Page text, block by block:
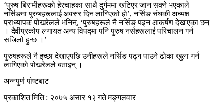
‘पुरुष बिरामीहरूको हेरचाहका साथै दुर्गममा खटिएर जान सक्ने भएकाले
नर्सिङमा पुरुषहरूलाई अवसर दिन लागिएको हो’, नर्सिङ संघकी अध्यक्ष
प्राध्यापक पोखरेलले भनिन्, ‘पुरुषहरूले नै नर्सिङ पढ्न आकर्षण देखाएका छन्
। दैवीप्रकोप लगायत अन्य विपद्मा पनि पुरुष नर्सहरूलाई परिचालन गर्न
सजिलो हुन्छ ।’
पुरुषहरूले नै इच्छा देखाएपछि उनीहरूले नर्सिङ पढ्न पाउने ढोका खुला गर्न
लागिएको पोखरेलले बताइन् ।
अन्नपुर्ण पोष्टबाट
प्रकाशित मिति : २०७५ असार १२ गते मङ्गलवार